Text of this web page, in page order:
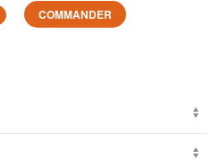
COMMANDER